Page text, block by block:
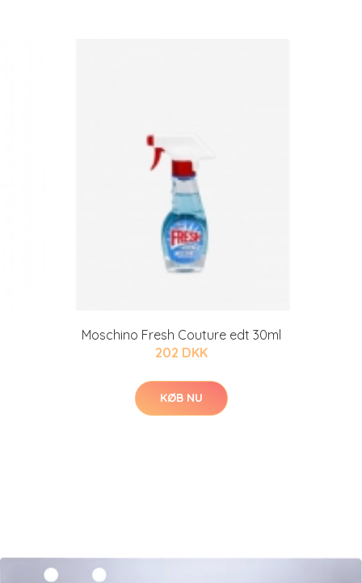
Moschino Fresh Couture edt 30ml
202 DKK
KØB NU